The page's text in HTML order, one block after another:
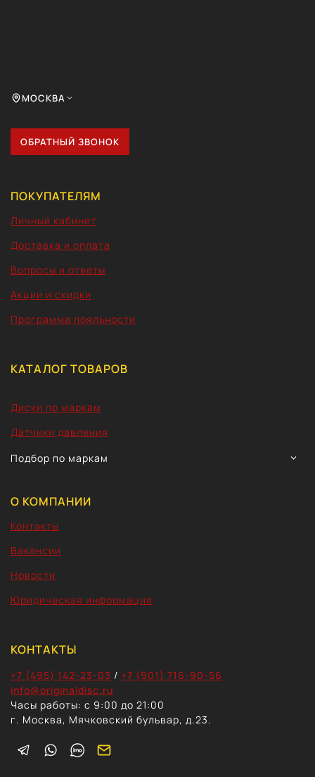
МОСКВА
ОБРАТНЫЙ ЗВОНОК
ПОКУПАТЕЛЯМ
Личный кабинет
Доставка и оплата
Вопросы и ответы
Акции и скидки
Программа лояльности
КАТАЛОГ ТОВАРОВ
Диски по маркам
Датчики давления
Подбор по маркам
О КОМПАНИИ
Контакты
Вакансии
Новости
Юридическая информация
КОНТАКТЫ
+7 (495) 142-23-03 / +7 (901) 716-90-56
info@originaldisc.ru
Часы работы: с 9:00 до 21:00
г. Москва, Мячковский бульвар, д.23.